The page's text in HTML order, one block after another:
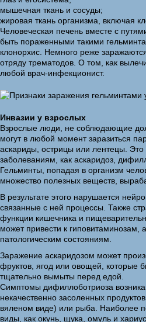
мышечная ткань и сосуды;
жировая ткань организма, включая
Человеческая печень вместе с
быть пораженными такими
клонорхис. Немного реже
отряду трематодов. О том, как
любой врач-инфекционист.
Инвазии у взрослых
Взрослые люди, не соблюдающие
могут в любой момент заразиться
аскариды, острицы или лентецы. Это
заболеваниям, как аскаридоз,
Гельминты, попадая в организм
множество полезных веществ,
В результате этого нарушается
связанные с ней процессы. Также
функции кишечника и
может привести к гиповитаминозам,
патологическим состояниям.
Заражение аскаридозом может
фруктов, ягод или овощей, которые
тщательно вымыты перед едой.
Симптомы дифиллоботриоза
некачественно засоленных
вяленом виде) или рыба. Наиболее
виды, как окунь, щука, омуль и хариус.